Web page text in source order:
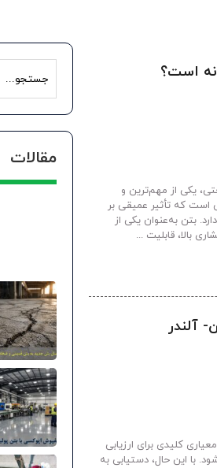
است؟
یکی از مهم‌ترین و
است که تأثیر عمیقی بر
بتن به‌عنوان یکی از
بالا، قابلیت ...
کلیدی برای ارزیابی
با این حال، دستیابی به
مقالات